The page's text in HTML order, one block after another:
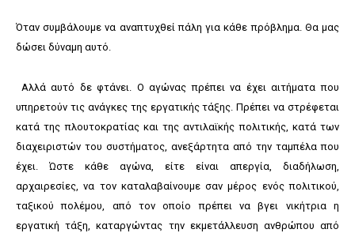
Όταν συμβάλουμε να αναπτυχθεί πάλη για κάθε πρόβλημα. Θα μας
δώσει δύναμη αυτό.
Αλλά αυτό δε φτάνει. Ο αγώνας πρέπει να έχει αιτήματα που
υπηρετούν τις ανάγκες της εργατικής τάξης. Πρέπει να στρέφεται
κατά της πλουτοκρατίας και της αντιλαϊκής πολιτικής, κατά των
διαχειριστών του συστήματος, ανεξάρτητα από την ταμπέλα που
έχει. Ώστε κάθε αγώνα, είτε είναι απεργία, διαδήλωση,
αρχαιρεσίες, να τον καταλαβαίνουμε σαν μέρος ενός πολιτικού,
ταξικού πολέμου, από τον οποίο πρέπει να βγει νικήτρια η
εργατική τάξη, καταργώντας την εκμετάλλευση ανθρώπου από